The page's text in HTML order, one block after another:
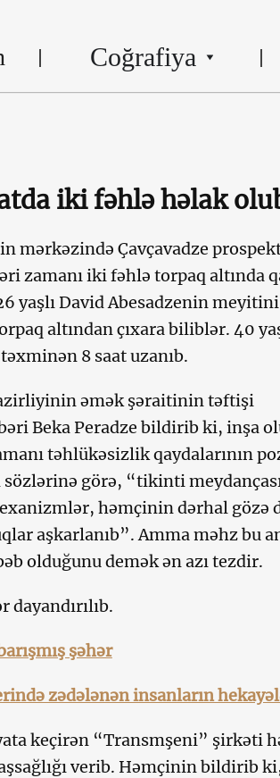
Coğrafiya
iki fəhlə həlak
mərkəzində Çavçavadze
zamanı iki fəhlə torpaq altında
yaşlı David Abesadzenin
altından çıxara biliblər. 40
8 saat uzanıb.
əmək şəraitinin təftişi
Beka Peradze bildirib ki, inşa
təhlükəsizlik qaydalarının
sözlərinə görə, “tikinti
həmçinin dərhal gözə
aşkarlanıb”. Amma məhz bu
olduğunu demək ən azı tezdir.
dayandırılıb.
şəhər
zədələnən insanların
keçirən “Transmşeni” şirkəti
verib. Həmçinin bildirib